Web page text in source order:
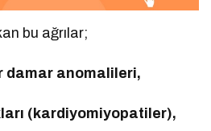
bu ağrılar;
damar anomalileri,
(kardiyomiyopatiler),